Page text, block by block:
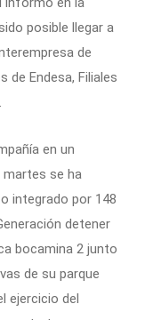
posible llegar a
de
de Endesa, Filiales
en un
martes se ha
integrado por 148
detener
bocamina 2 junto
de su parque
ejercicio del